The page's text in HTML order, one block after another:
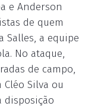
e Anderson
de quem
Salles, a equipe
No ataque,
de campo,
Silva ou
disposição